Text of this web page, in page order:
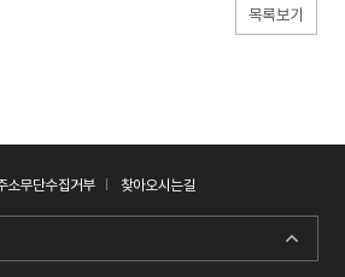
목록보기
소무단수집거부 찾아오시는길